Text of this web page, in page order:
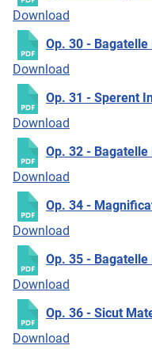
Download
Op. 30 - Bagatelle
Download
Op. 31 - Sperent
Download
Op. 32 - Bagatelle
Download
Op. 34 -
Download
Op. 35 - Bagatelle
Download
Op. 36 - Sicut
Download